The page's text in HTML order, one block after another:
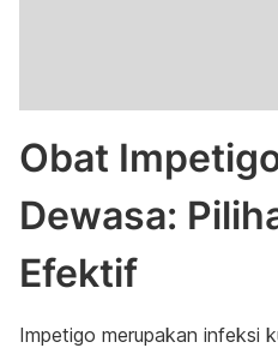
Obat
Dewasa:
Efektif
Impetigo merupakan infeksi